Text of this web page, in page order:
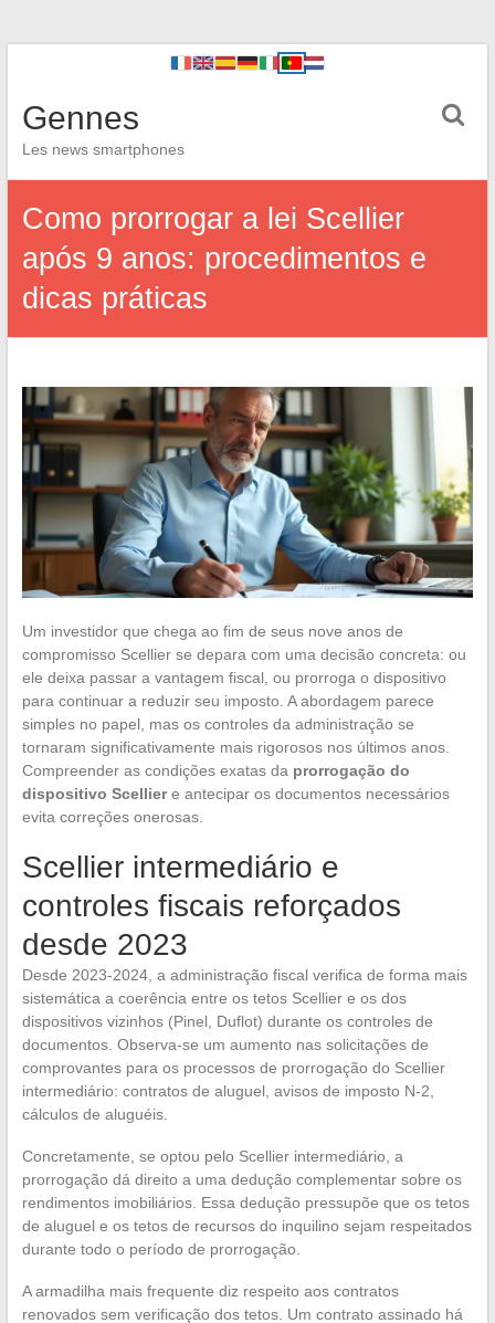
Gennes
Les news smartphones
Como prorrogar a lei Scellier
após 9 anos: procedimentos e
dicas práticas
Um investidor que chega ao fim de seus nove anos de
compromisso Scellier se depara com uma decisão concreta: ou
ele deixa passar a vantagem fiscal, ou prorroga o dispositivo
para continuar a reduzir seu imposto. A abordagem parece
simples no papel, mas os controles da administração se
tornaram significativamente mais rigorosos nos últimos anos.
Compreender as condições exatas da prorrogação do
dispositivo Scelliere antecipar os documentos necessários
evita correções onerosas.
Scellier intermediário e
controles fiscais reforçados
desde 2023
Desde 2023-2024, a administração fiscal verifica de forma mais
sistemática a coerência entre os tetos Scellier e os dos
dispositivos vizinhos (Pinel, Duflot) durante os controles de
documentos. Observa-se um aumento nas solicitações de
comprovantes para os processos de prorrogação do Scellier
intermediário: contratos de aluguel, avisos de imposto N-2,
cálculos de aluguéis.
Concretamente, se optou pelo Scellier intermediário, a
prorrogação dá direito a uma dedução complementar sobre os
rendimentos imobiliários. Essa dedução pressupõe que os tetos
de aluguel e os tetos de recursos do inquilino sejam respeitados
durante todo o período de prorrogação.
A armadilha mais frequente diz respeito aos contratos
renovados sem verificação dos tetos. Um contrato assinado há